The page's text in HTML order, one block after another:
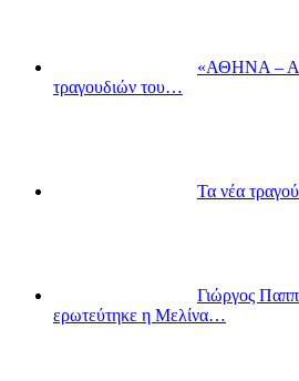
«ΑΘΗΝΑ –
τραγουδιών του…
Τα νέα
Γιώργος
ερωτεύτηκε η Μελίνα…